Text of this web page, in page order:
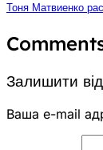
Тоня Матвиенко
Залишити
Ваша e-mail